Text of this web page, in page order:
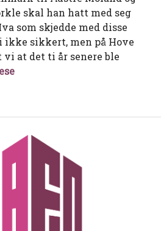
skal han hatt med seg
som skjedde med disse
sikkert, men på Hove
vi at det ti år senere ble
Tromøypoteten – Norges